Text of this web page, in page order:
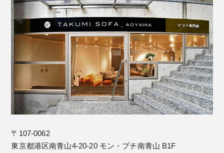
〒107-0062
東京都港区南青山4-20-20 モン・プチ南青山 B1F